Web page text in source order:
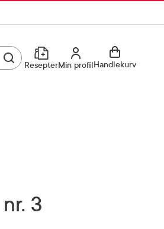
Utfør søkResepterMin profilMin profilHandlekurv